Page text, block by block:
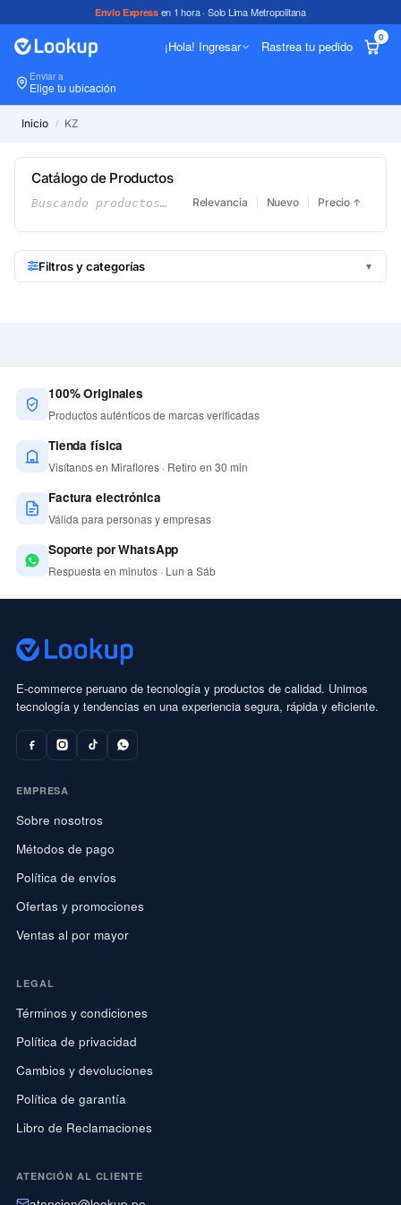
Envío Expressen 1 hora · Solo Lima Metropolitana
¡Hola! Ingresar Rastrea tu pedido
0
Enviar a
Elige tu ubicación
Inicio / KZ
Catálogo de Productos
Buscando productos… Relevancia Nuevo Precio ↑
Filtros y categorías ▼
100% Originales
Productos auténticos de marcas verificadas
Tienda física
Visítanos en Miraflores · Retiro en 30 min
Factura electrónica
Válida para personas y empresas
Soporte por WhatsApp
Respuesta en minutos · Lun a Sáb
E-commerce peruano de tecnología y productos de calidad. Unimos
tecnología y tendencias en una experiencia segura, rápida y eficiente.
EMPRESA
Sobre nosotros
Métodos de pago
Política de envíos
Ofertas y promociones
Ventas al por mayor
LEGAL
Términos y condiciones
Política de privacidad
Cambios y devoluciones
Política de garantía
Libro de Reclamaciones
ATENCIÓN AL CLIENTE